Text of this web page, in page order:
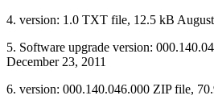
4. version: 1.0 TXT file, 12.5 kB
5. Software upgrade version:
December 23, 2011
6. version: 000.140.046.000 ZIP file,